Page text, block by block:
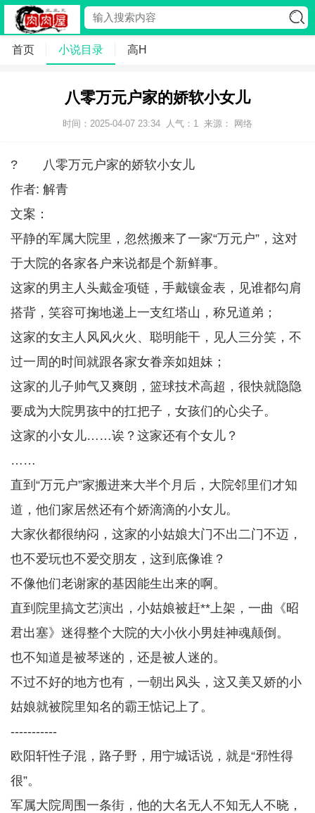
首页 小说目录 高H
八零万元户家的娇软小女儿
时间：2025-04-07 23:34 人气： 1 来源： 网络
? 八零万元户家的娇软小女儿
作者: 解青
文案：
平静的军属大院里，忽然搬来了一家“万元户”，这对
于大院的各家各户来说都是个新鲜事。
这家的男主人头戴金项链，手戴镶金表，见谁都勾肩
搭背，笑容可掬地递上一支红塔山，称兄道弟；
这家的女主人风风火火、聪明能干，见人三分笑，不
过一周的时间就跟各家女眷亲如姐妹；
这家的儿子帅气又爽朗，篮球技术高超，很快就隐隐
要成为大院男孩中的扛把子，女孩们的心尖子。
这家的小女儿……诶？这家还有个女儿？
……
直到“万元户”家搬进来大半个月后，大院邻里们才知
道，他们家居然还有个娇滴滴的小女儿。
大家伙都很纳闷，这家的小姑娘大门不出二门不迈，
也不爱玩也不爱交朋友，这到底像谁？
不像他们老谢家的基因能生出来的啊。
直到院里搞文艺演出，小姑娘被赶**上架，一曲《昭
君出塞》迷得整个大院的大小伙小男娃神魂颠倒。
也不知道是被琴迷的，还是被人迷的。
不过不好的地方也有，一朝出风头，这又美又娇的小
姑娘就被院里知名的霸王惦记上了。
-----------
欧阳轩性子混，路子野，用宁城话说，就是“邪性得
很”。
军属大院周围一条街，他的大名无人不知无人不晓，